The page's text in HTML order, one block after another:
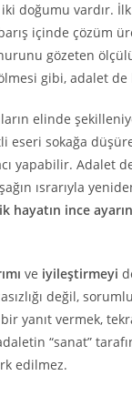
doğumu vardır.
içinde çözüm
gözeten
gibi, adalet de
elinde
eseri sokağa
Adalet
ısrarıyla
hayatın ince
ve iyileştirmeyi
değil,
yanıt vermek,
“sanat”
edilmez.